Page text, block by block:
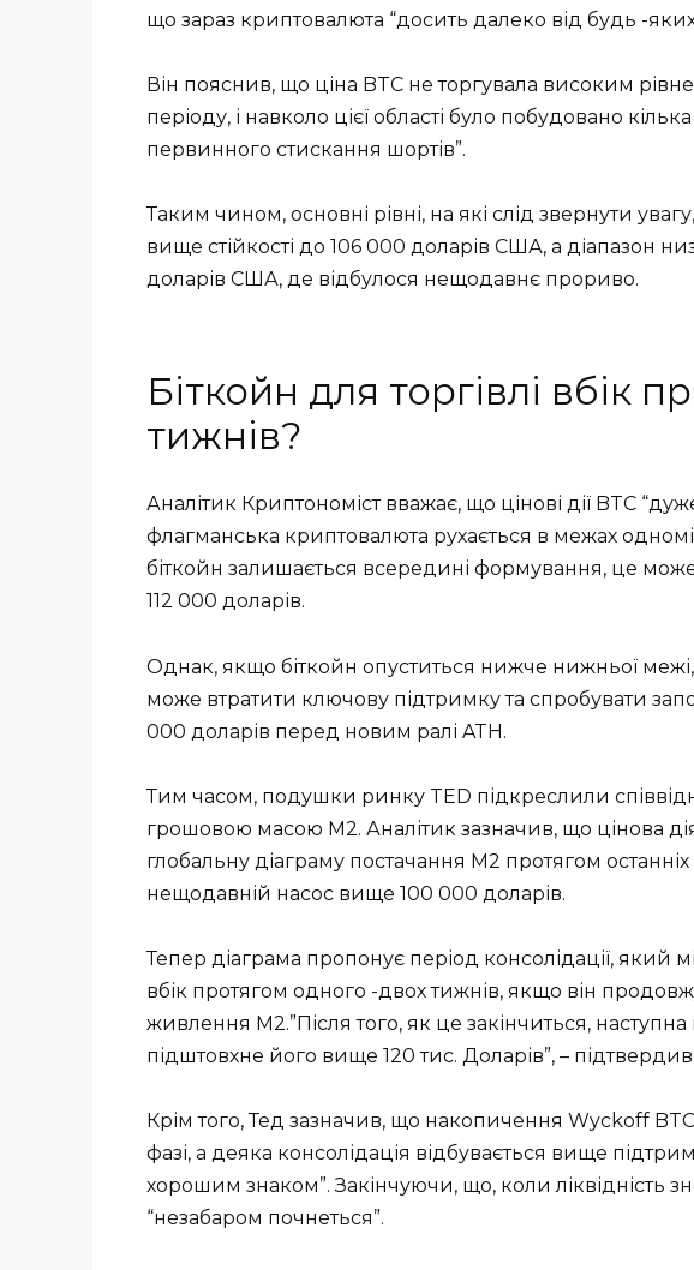
що зараз криптовалюта “досить далеко від будь -яких
Він пояснив, що ціна BTC не торгувала високим
періоду, і навколо цієї області було побудовано
первинного стискання шортів”.
Таким чином, основні рівні, на які слід звернути
вище стійкості до 106 000 доларів США, а діапазон
доларів США, де відбулося нещодавнє прориво.
Біткойн для торгівлі вбік
тижнів?
Аналітик Криптономіст вважає, що цінові дії BTC
флагманська криптовалюта рухається в межах
біткойн залишається всередині формування, це
112 000 доларів.
Однак, якщо біткойн опуститься нижче нижньої межі,
може втратити ключову підтримку та спробувати
000 доларів перед новим ралі ATH.
Тим часом, подушки ринку TED підкреслили
грошовою масою M2. Аналітик зазначив, що цінова
глобальну діаграму постачання M2 протягом
нещодавній насос вище 100 000 доларів.
Тепер діаграма пропонує період консолідації, який
вбік протягом одного -двох тижнів, якщо він
живлення M2.”Після того, як це закінчиться,
підштовхне його вище 120 тис. Доларів”, – підтвердив
Крім того, Тед зазначив, що накопичення Wyckoff
фазі, а деяка консолідація відбувається вище
хорошим знаком”. Закінчуючи, що, коли ліквідність
“незабаром почнеться”.